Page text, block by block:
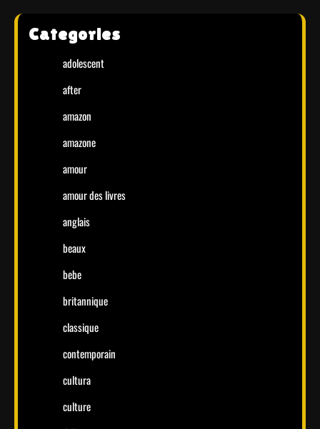
Categories
adolescent
after
amazon
amazone
amour
amour des livres
anglais
beaux
bebe
britannique
classique
contemporain
cultura
culture